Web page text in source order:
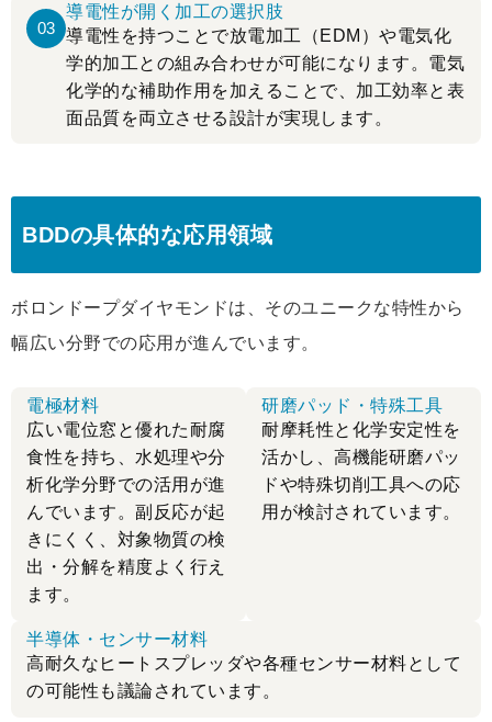
03
導電性が開く加工の選択肢
導電性を持つことで放電加工（EDM）や電気化
学的加工との組み合わせが可能になります。電気
化学的な補助作用を加えることで、加工効率と表
面品質を両立させる設計が実現します。
BDDの具体的な応用領域
ボロンドープダイヤモンドは、そのユニークな特性から
幅広い分野での応用が進んでいます。
電極材料
広い電位窓と優れた耐腐
食性を持ち、水処理や分
析化学分野での活用が進
んでいます。副反応が起
きにくく、対象物質の検
出・分解を精度よく行え
ます。
研磨パッド・特殊工具
耐摩耗性と化学安定性を
活かし、高機能研磨パッ
ドや特殊切削工具への応
用が検討されています。
半導体・センサー材料
高耐久なヒートスプレッダや各種センサー材料として
の可能性も議論されています。